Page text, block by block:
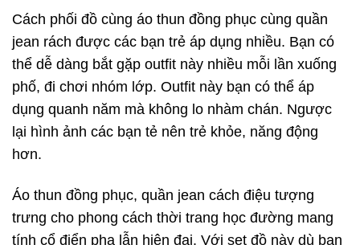
Cách phối đồ cùng áo thun đồng phục cùng quần
jean rách được các bạn trẻ áp dụng nhiều. Bạn có
thể dễ dàng bắt gặp outfit này nhiều mỗi lần xuống
phố, đi chơi nhóm lớp. Outfit này bạn có thể áp
dụng quanh năm mà không lo nhàm chán. Ngược
lại hình ảnh các bạn tẻ nên trẻ khỏe, năng động
hơn.
Áo thun đồng phục, quần jean cách điệu tượng
trưng cho phong cách thời trang học đường mang
tính cổ điển pha lẫn hiện đại. Với set đồ này dù bạn